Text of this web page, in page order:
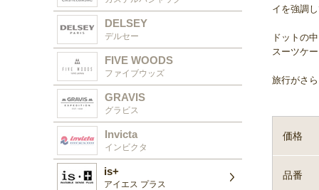
DELSEY
デルセー
FIVE WOODS
ファイブウッズ
GRAVIS
グラビス
Invicta
インビクタ
is+
アイエス プラス
イを強調
ドットの
スーツケ
旅行がさ
価格
品番